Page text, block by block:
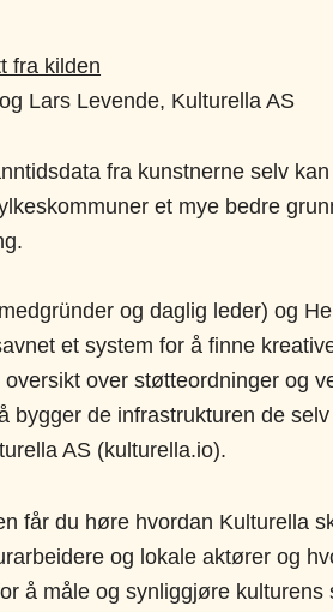
fra kilden
Lars Levende, Kulturella AS
fra kunstnerne selv
et mye bedre
og daglig leder) og
et system for å finne
over støtteordninger og
bygger de infrastrukturen de
AS (kulturella.io).
får du høre hvordan Kulturella
og lokale aktører og
å måle og synliggjøre kulturens